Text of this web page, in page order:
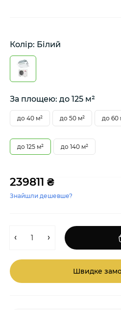
Колір: Білий
За площею: до 125 м²
до 40 м² до 50 м² до 60
до 125 м² до 140 м²
239811 ₴
Знайшли дешевше?
Швидке